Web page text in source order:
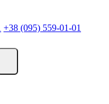
+38 (095) 559-01-01